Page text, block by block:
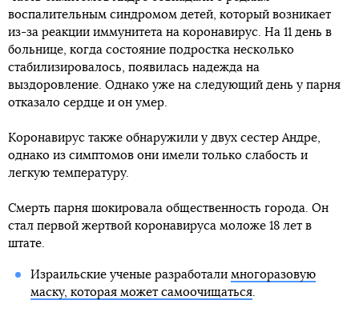
воспалительным синдромом детей, который возникает
из-за реакции иммунитета на коронавирус. На 11 день в
больнице, когда состояние подростка несколько
стабилизировалось, появилась надежда на
выздоровление. Однако уже на следующий день у парня
отказало сердце и он умер.
Коронавирус также обнаружили у двух сестер Андре,
однако из симптомов они имели только слабость и
легкую температуру.
Смерть парня шокировала общественность города. Он
стал первой жертвой коронавируса моложе 18 лет в
штате.
Израильские ученые разработали многоразовую
маску, которая может самоочищаться.